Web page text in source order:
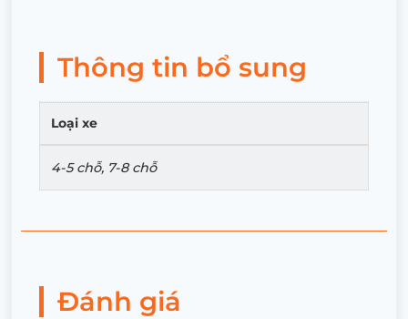
Thông tin bổ sung
Loại xe
4-5 chỗ, 7-8 chỗ
Đánh giá